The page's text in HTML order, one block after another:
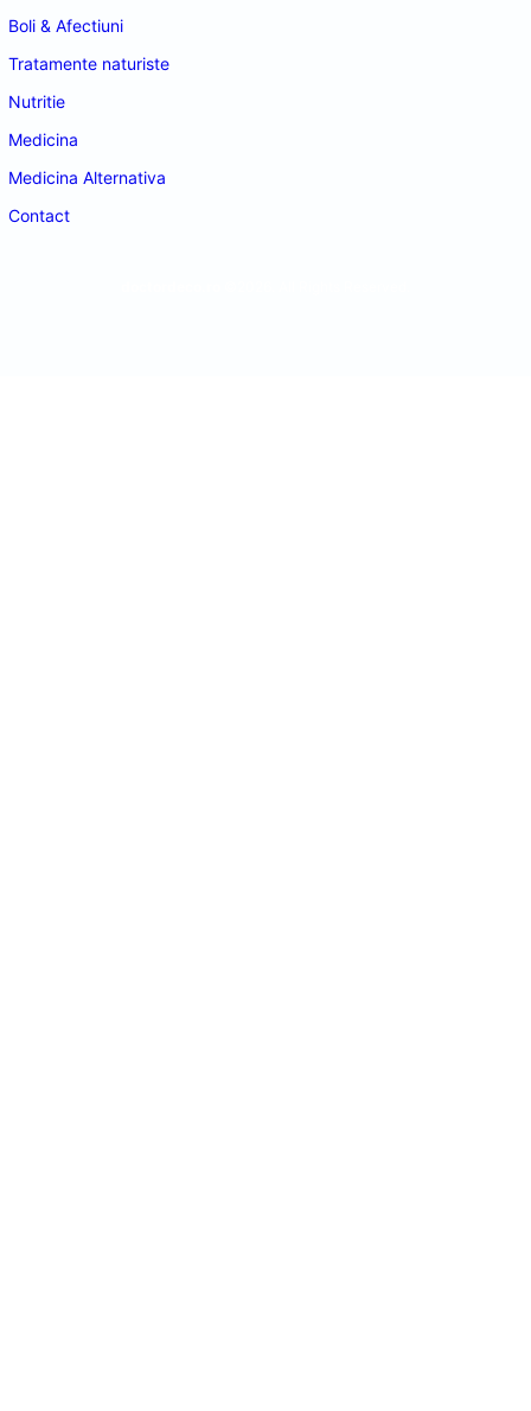
Boli & Afectiuni
Tratamente naturiste
Nutritie
Medicina
Medicina Alternativa
Contact